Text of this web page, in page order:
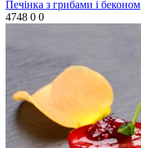
Печінка з грибами і беконом
4748 0 0